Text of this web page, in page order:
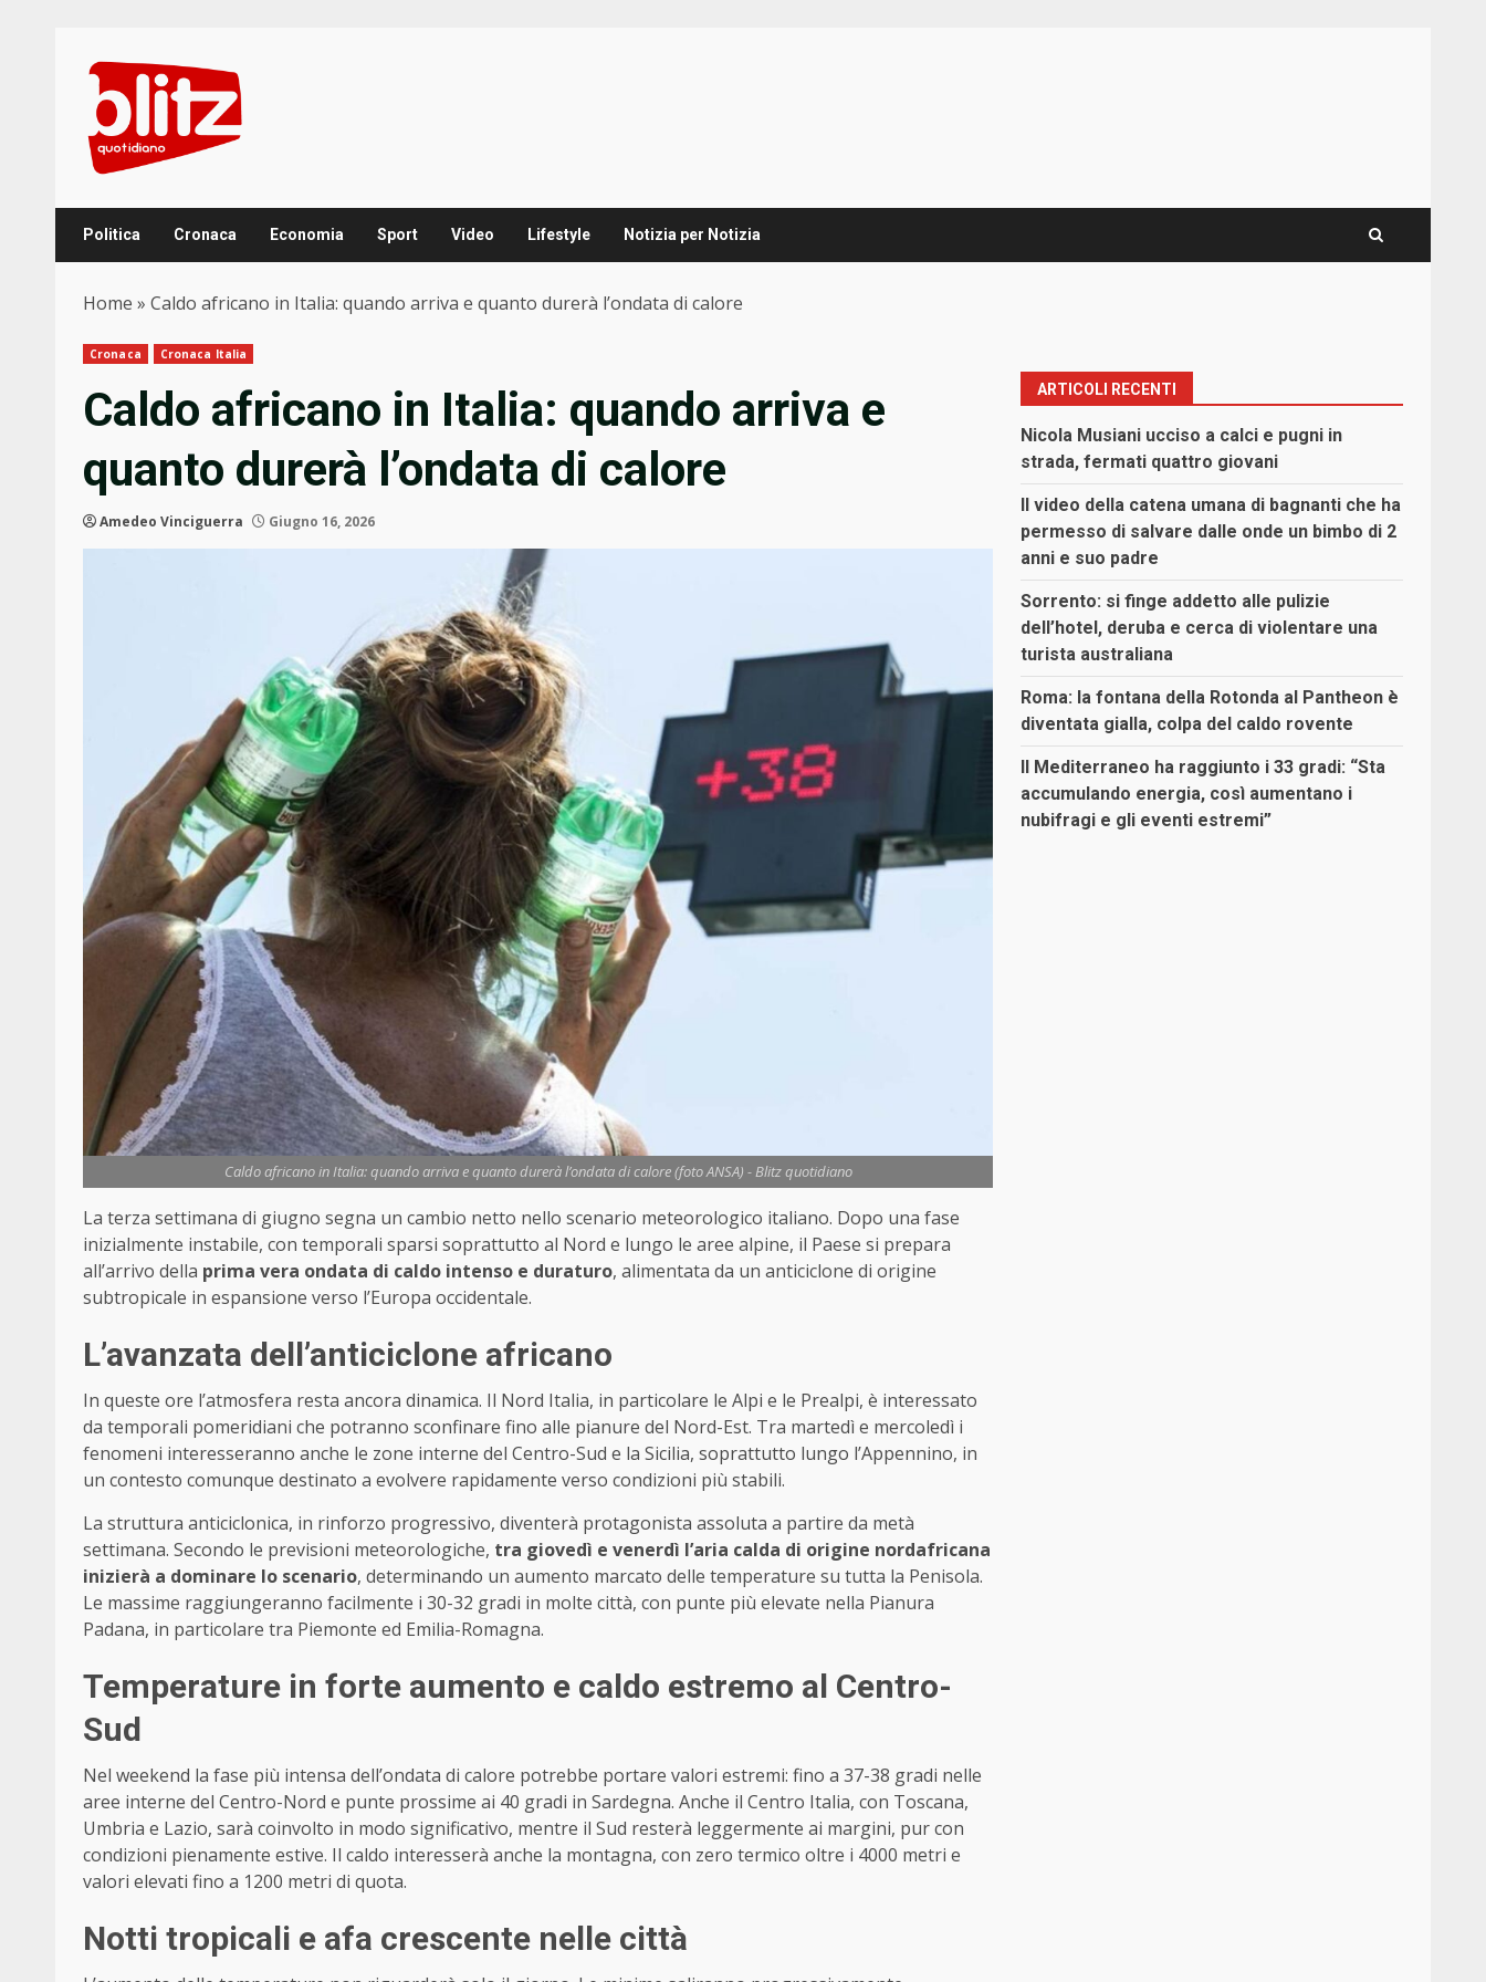
content
Politica Cronaca Economia Sport Video Lifestyle Notizia per Notizia
Home » Caldo africano in Italia: quando arriva e quanto durerà l’ondata di calore
Cronaca Cronaca Italia
Caldo africano in Italia: quando arriva e
quanto durerà l’ondata di calore
Amedeo Vinciguerra Giugno 16, 2026
Caldo africano in Italia: quando arriva e quanto durerà l’ondata di calore (foto ANSA) - Blitz quotidiano
La terza settimana di giugno segna un cambio netto nello scenario meteorologico italiano. Dopo una fase
inizialmente instabile, con temporali sparsi soprattutto al Nord e lungo le aree alpine, il Paese si prepara
all’arrivo della prima vera ondata di caldo intenso e duraturo, alimentata da un anticiclone di origine
subtropicale in espansione verso l’Europa occidentale.
L’avanzata dell’anticiclone africano
In queste ore l’atmosfera resta ancora dinamica. Il Nord Italia, in particolare le Alpi e le Prealpi, è interessato
da temporali pomeridiani che potranno sconfinare fino alle pianure del Nord-Est. Tra martedì e mercoledì i
fenomeni interesseranno anche le zone interne del Centro-Sud e la Sicilia, soprattutto lungo l’Appennino, in
un contesto comunque destinato a evolvere rapidamente verso condizioni più stabili.
La struttura anticiclonica, in rinforzo progressivo, diventerà protagonista assoluta a partire da metà
settimana. Secondo le previsioni meteorologiche, tra giovedì e venerdì l’aria calda di origine nordafricana
inizierà a dominare lo scenario, determinando un aumento marcato delle temperature su tutta la Penisola.
Le massime raggiungeranno facilmente i 30-32 gradi in molte città, con punte più elevate nella Pianura
Padana, in particolare tra Piemonte ed Emilia-Romagna.
Temperature in forte aumento e caldo estremo al Centro-
Sud
Nel weekend la fase più intensa dell’ondata di calore potrebbe portare valori estremi: fino a 37-38 gradi nelle
aree interne del Centro-Nord e punte prossime ai 40 gradi in Sardegna. Anche il Centro Italia, con Toscana,
Umbria e Lazio, sarà coinvolto in modo significativo, mentre il Sud resterà leggermente ai margini, pur con
condizioni pienamente estive. Il caldo interesserà anche la montagna, con zero termico oltre i 4000 metri e
valori elevati fino a 1200 metri di quota.
Notti tropicali e afa crescente nelle città
ARTICOLI RECENTI
Nicola Musiani ucciso a calci e pugni in
strada, fermati quattro giovani
Il video della catena umana di bagnanti che ha
permesso di salvare dalle onde un bimbo di 2
anni e suo padre
Sorrento: si finge addetto alle pulizie
dell’hotel, deruba e cerca di violentare una
turista australiana
Roma: la fontana della Rotonda al Pantheon è
diventata gialla, colpa del caldo rovente
Il Mediterraneo ha raggiunto i 33 gradi: “Sta
accumulando energia, così aumentano i
nubifragi e gli eventi estremi”